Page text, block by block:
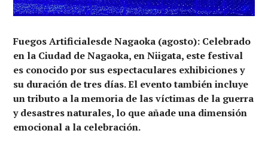
Fuegos Artificialesde Nagaoka (agosto): Celebrado
en la Ciudad de Nagaoka, en Niigata, este festival
es conocido por sus espectaculares exhibiciones y
su duración de tres días. El evento también incluye
un tributo a la memoria de las víctimas de la guerra
y desastres naturales, lo que añade una dimensión
emocional a la celebración.